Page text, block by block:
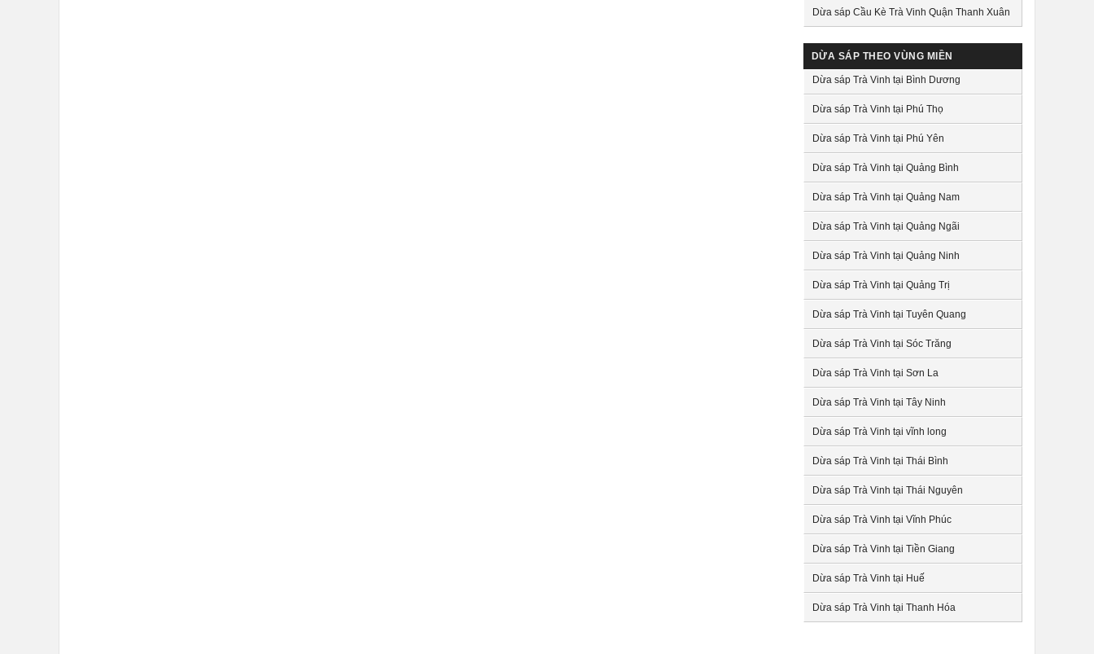
Dừa sáp Cầu Kè Trà Vinh Quận Thanh Xuân
DỪA SÁP THEO VÙNG MIỀN
Dừa sáp Trà Vinh tại Bình Dương
Dừa sáp Trà Vinh tại Phú Thọ
Dừa sáp Trà Vinh tại Phú Yên
Dừa sáp Trà Vinh tại Quảng Bình
Dừa sáp Trà Vinh tại Quảng Nam
Dừa sáp Trà Vinh tại Quảng Ngãi
Dừa sáp Trà Vinh tại Quảng Ninh
Dừa sáp Trà Vinh tại Quảng Trị
Dừa sáp Trà Vinh tại Tuyên Quang
Dừa sáp Trà Vinh tại Sóc Trăng
Dừa sáp Trà Vinh tại Sơn La
Dừa sáp Trà Vinh tại Tây Ninh
Dừa sáp Trà Vinh tại vĩnh long
Dừa sáp Trà Vinh tại Thái Bình
Dừa sáp Trà Vinh tại Thái Nguyên
Dừa sáp Trà Vinh tại Vĩnh Phúc
Dừa sáp Trà Vinh tại Tiền Giang
Dừa sáp Trà Vinh tại Huế
Dừa sáp Trà Vinh tại Thanh Hóa